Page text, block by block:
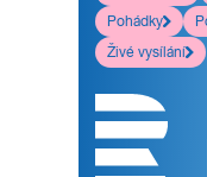
Pohádky
Živé vysílání